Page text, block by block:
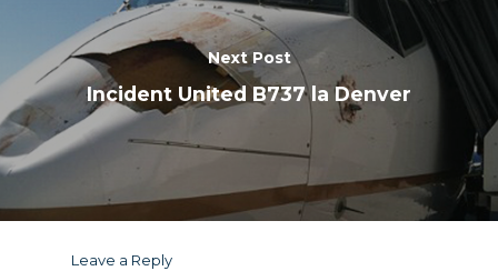
Next Post
Incident United B737 la Denver
Leave a Reply